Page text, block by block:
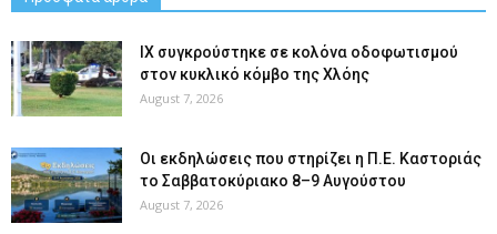
ΙΧ συγκρούστηκε σε κολόνα οδοφωτισμού
στον κυκλικό κόμβο της Χλόης
August 7, 2026
Οι εκδηλώσεις που στηρίζει η Π.Ε. Καστοριάς
το Σαββατοκύριακο 8–9 Αυγούστου
August 7, 2026